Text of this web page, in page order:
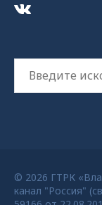
© 2026 ГТРК
канал "Россия"